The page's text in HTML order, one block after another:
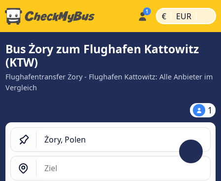
€ | EUR |
Bus Żory zum Flughafen Kattowitz
(KTW)
Flughafentransfer Żory - Flughafen Kattowitz: Alle Anbieter im
Vergleich
1